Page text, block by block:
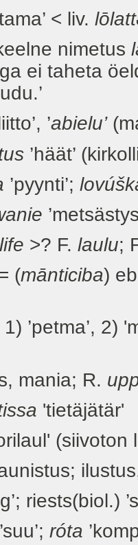
< liv.
nimetus
ei taheta
’abielu’
’häät’
’pyynti’;
>? F. laulu;
mānticiba)
1) ’petma’, 2)
R.
'tietäjätär'
ilustus,
róta